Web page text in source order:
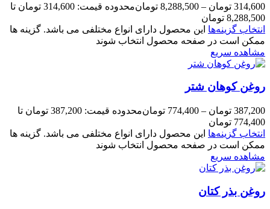
314,600 تومان –
8,288,500 تومان
محدوده قیمت: 314,600 تومان تا
8,288,500 تومان
انتخاب گزینه‌ها این محصول دارای انواع مختلفی می باشد. گزینه ها
ممکن است در صفحه محصول انتخاب شوند
مشاهده سریع
روغن کوهان شتر
387,200 تومان –
774,400 تومان
محدوده قیمت: 387,200 تومان تا
774,400 تومان
انتخاب گزینه‌ها این محصول دارای انواع مختلفی می باشد. گزینه ها
ممکن است در صفحه محصول انتخاب شوند
مشاهده سریع
روغن بذر کتان